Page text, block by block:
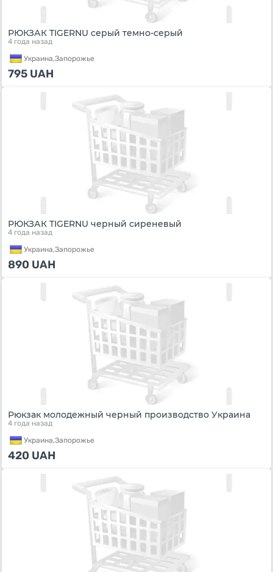
РЮКЗАК TIGERNU серый темно-серый
4 года назад
Украина,Запорожье
795 UAH
РЮКЗАК TIGERNU черный сиреневый
4 года назад
Украина,Запорожье
890 UAH
Рюкзак молодежный черный производство Украина
4 года назад
Украина,Запорожье
420 UAH